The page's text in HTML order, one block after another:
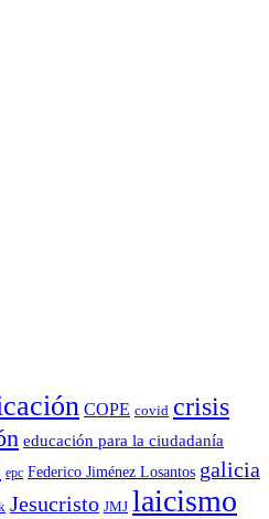
COPE covid crisis
educación para la ciudadaní­a
epc Federico Jiménez Losantos galicia
Jesucristo JMJ laicismo